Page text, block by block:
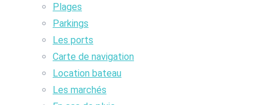
Plages
Parkings
Les ports
Carte de navigation
Location bateau
Les marchés